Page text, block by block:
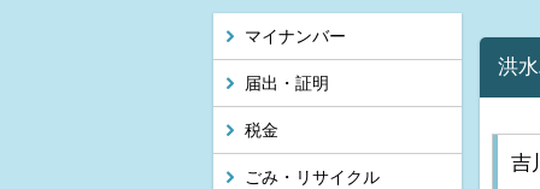
マイナンバー
届出・証明
税金
ごみ・リサイクル
洪
吉